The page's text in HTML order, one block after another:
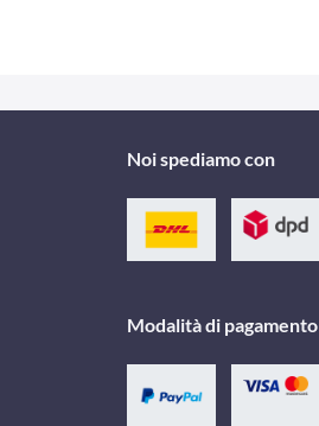
Noi spediamo con
Modalità di pagamento